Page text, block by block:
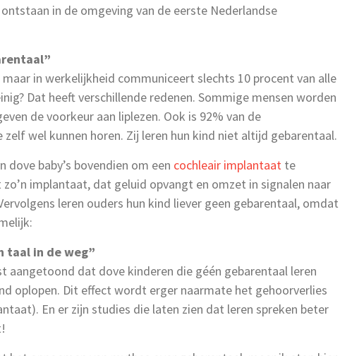
in de omgeving van de eerste Nederlandse
in werkelijkheid communiceert slechts 10 procent van alle
Dat heeft verschillende redenen. Sommige mensen worden
de voorkeur aan liplezen. Ook is 92% van de
wel kunnen horen. Zij leren hun kind niet altijd gebarentaal.
baby’s bovendien om een cochleair implantaat te
implantaat, dat geluid opvangt en omzet in signalen naar
leren ouders hun kind liever geen gebarentaal, omdat
taal in de weg”
aangetoond dat dove kinderen die géén gebarentaal leren
oplopen. Dit effect wordt erger naarmate het gehoorverlies
En er zijn studies die laten zien dat leren spreken beter